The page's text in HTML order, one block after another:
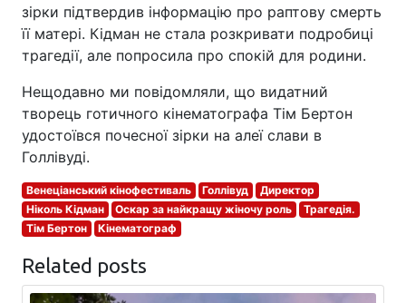
зірки підтвердив інформацію про раптову смерть
її матері. Кідман не стала розкривати подробиці
трагедії, але попросила про спокій для родини.
Нещодавно ми повідомляли, що видатний
творець готичного кінематографа Тім Бертон
удостоївся почесної зірки на алеї слави в
Голлівуді.
Венеціанський кінофестиваль Голлівуд
Директор
Ніколь Кідман
Оскар за найкращу жіночу роль
Трагедія.
Тім Бертон
Кінематограф
Related posts